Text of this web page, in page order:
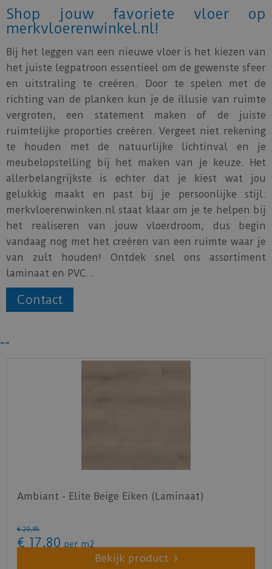
Shop jouw favoriete vloer op
merkvloerenwinkel.nl!
Bij het leggen van een nieuwe vloer is het kiezen van
het juiste legpatroon essentieel om de gewenste sfeer
en uitstraling te creëren. Door te spelen met de
richting van de planken kun je de illusie van ruimte
vergroten, een statement maken of de juiste
ruimtelijke proporties creëren. Vergeet niet rekening
te houden met de natuurlijke lichtinval en je
meubelopstelling bij het maken van je keuze. Het
allerbelangrijkste is echter dat je kiest wat jou
gelukkig maakt en past bij je persoonlijke stijl.
merkvloerenwinken.nl staat klaar om je te helpen bij
het realiseren van jouw vloerdroom, dus begin
vandaag nog met het creëren van een ruimte waar je
van zult houden! Ontdek snel ons assortiment
laminaat en PVC...
Contact
--
Ambiant - Elite Beige Eiken (Laminaat)
€ 20,95
€ 17,80 per m2
Bekijk product